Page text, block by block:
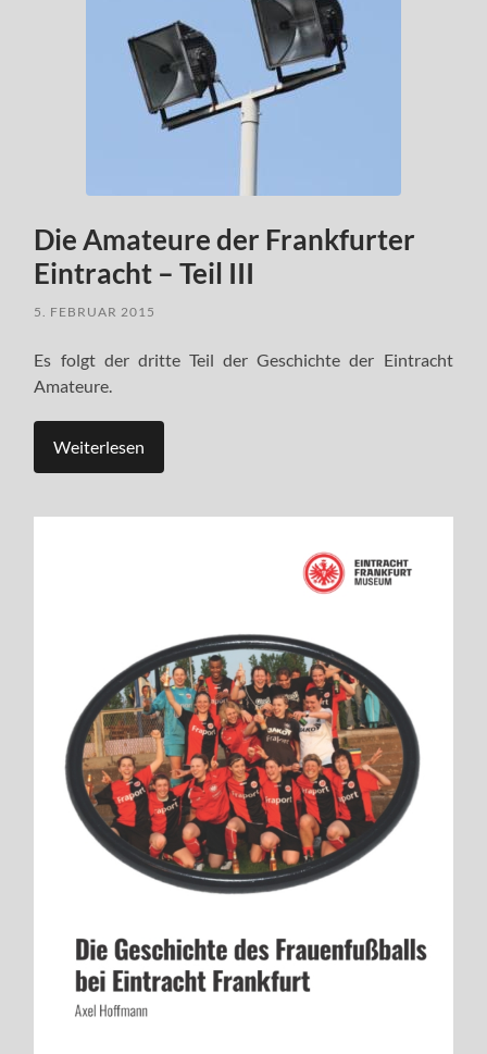
Die Amateure der Frankfurter
Eintracht – Teil III
5. FEBRUAR 2015
Es folgt der dritte Teil der Geschichte der Eintracht
Amateure.
Weiterlesen